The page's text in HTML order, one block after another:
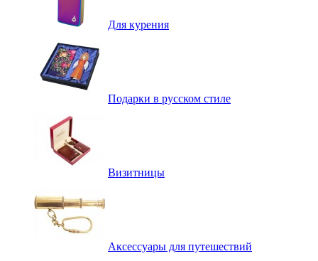
Для курения
Подарки в русском стиле
Визитницы
Аксессуары для путешествий